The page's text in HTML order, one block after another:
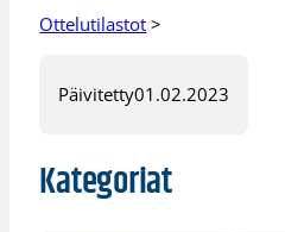
Ottelutilastot >
Päivitetty01.02.2023
Kategoriat